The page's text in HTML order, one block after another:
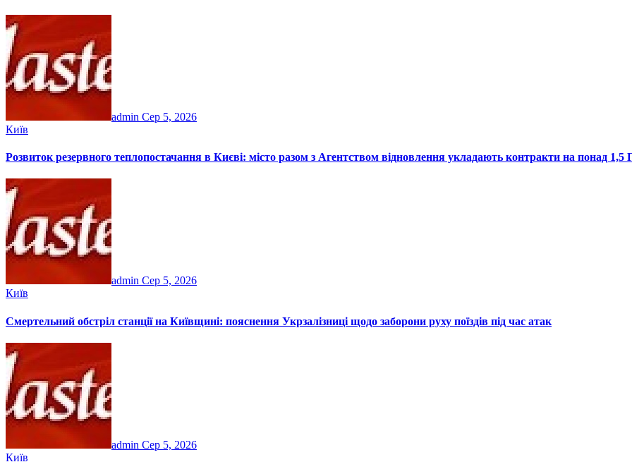
admin Сер 5, 2026
Київ
Розвиток резервного теплопостачання в Києві: місто разом з Агентством відновлення укладають контракти на понад 1,5
admin Сер 5, 2026
Київ
Смертельний обстріл станції на Київщині: пояснення Укрзалізниці щодо заборони руху поїздів під час атак
admin Сер 5, 2026
Київ